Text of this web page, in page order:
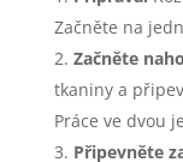
Začněte na
Začněte
tkaniny a
Práce ve dvou
Připevněte